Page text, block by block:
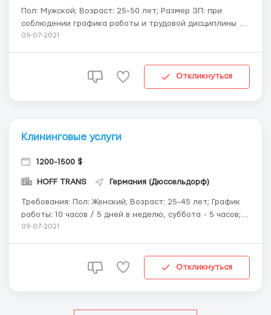
Пол: Мужской; Возраст: 25-50 лет; Размер ЗП: при
соблюдении графика работы и трудовой дисциплины -
от 1500 евро нетто; Суть работы: внутренние
часов; На период работы предоставляется ...
09-07-2021
Откликнуться
Клининговые услуги
1200-1500 $
HOFF TRANS Германия (Дюссельдорф)
Требования: Пол: Женский; Возраст: 25-45 лет; График
работы: 10 часов / 5 дней в неделю, суббота - 5 часов;
Суть работы: уборка гостиничных номеров, частных
09-07-2021
Откликнуться